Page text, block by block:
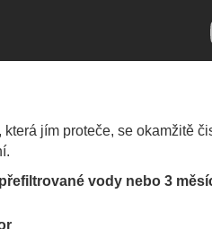
jím proteče, se okamžitě
vody nebo 3